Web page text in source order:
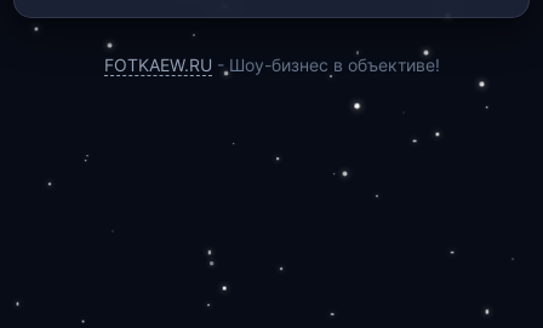
FOTKAEW.RU - Шоу-бизнес в объективе!